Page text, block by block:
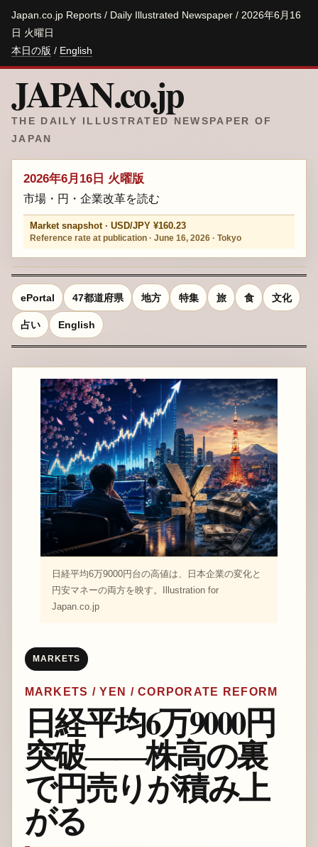
Japan.co.jp Reports / Daily Illustrated Newspaper / 2026年6月16
日 火曜日
本日の版 / English
JAPAN.co.jp
THE DAILY ILLUSTRATED NEWSPAPER OF
JAPAN
2026年6月16日 火曜版
市場・円・企業改革を読む
Market snapshot · USD/JPY ¥160.23
Reference rate at publication · June 16, 2026 · Tokyo
ePortal 47都道府県 地方 特集 旅 食 文化
占い English
日経平均6万9000円台の高値は、日本企業の変化と
円安マネーの両方を映す。Illustration for
Japan.co.jp
MARKETS
MARKETS / YEN / CORPORATE REFORM
日経平均6万9000円
突破――株高の裏
で円売りが積み上
がる